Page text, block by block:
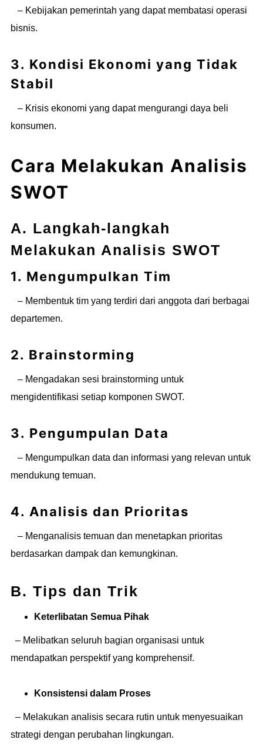
– Kebijakan pemerintah yang dapat membatasi operasi
bisnis.
3. Kondisi Ekonomi yang Tidak
Stabil
– Krisis ekonomi yang dapat mengurangi daya beli
konsumen.
Cara Melakukan Analisis
SWOT
A. Langkah-langkah
Melakukan Analisis SWOT
1. Mengumpulkan Tim
– Membentuk tim yang terdiri dari anggota dari berbagai
departemen.
2. Brainstorming
– Mengadakan sesi brainstorming untuk
mengidentifikasi setiap komponen SWOT.
3. Pengumpulan Data
– Mengumpulkan data dan informasi yang relevan untuk
mendukung temuan.
4. Analisis dan Prioritas
– Menganalisis temuan dan menetapkan prioritas
berdasarkan dampak dan kemungkinan.
B. Tips dan Trik
Keterlibatan Semua Pihak
– Melibatkan seluruh bagian organisasi untuk
mendapatkan perspektif yang komprehensif.
Konsistensi dalam Proses
– Melakukan analisis secara rutin untuk menyesuaikan
strategi dengan perubahan lingkungan.